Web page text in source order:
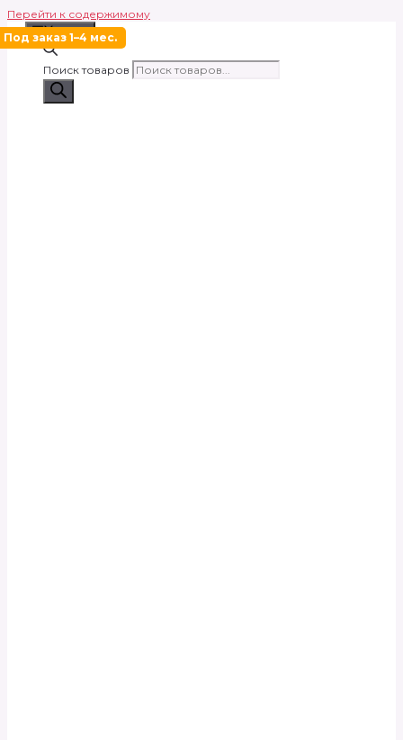
Перейти к содержимому
Меню
Поиск товаров
Под заказ 1–4 мес.